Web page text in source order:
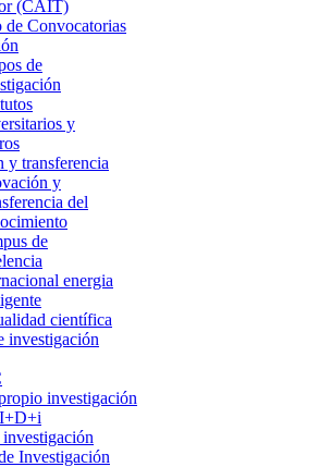
(CAIT)
de Convocatorias
de
y
y transferencia
y
del
de
energia
científica
investigación
investigación
Investigación